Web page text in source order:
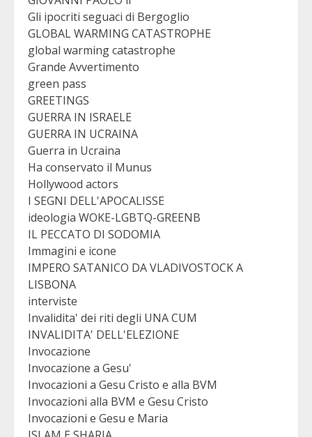
Gli ipocriti seguaci di Bergoglio
GLOBAL WARMING CATASTROPHE
global warming catastrophe
Grande Avvertimento
green pass
GREETINGS
GUERRA IN ISRAELE
GUERRA IN UCRAINA
Guerra in Ucraina
Ha conservato il Munus
Hollywood actors
I SEGNI DELL'APOCALISSE
ideologia WOKE-LGBTQ-GREENB
IL PECCATO DI SODOMIA
Immagini e icone
IMPERO SATANICO DA VLADIVOSTOCK A
LISBONA
interviste
Invalidita' dei riti degli UNA CUM
INVALIDITA' DELL'ELEZIONE
Invocazione
Invocazione a Gesu'
Invocazioni a Gesu Cristo e alla BVM
Invocazioni alla BVM e Gesu Cristo
Invocazioni e Gesu e Maria